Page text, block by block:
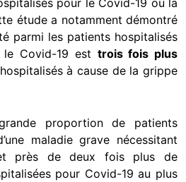
étude a notamment démontré
parmi les patients hospitalisés
Covid-19 est trois fois plus
à cause de la grippe
proportion de patients
maladie grave nécessitant
près de deux fois plus de
pour Covid-19 au plus